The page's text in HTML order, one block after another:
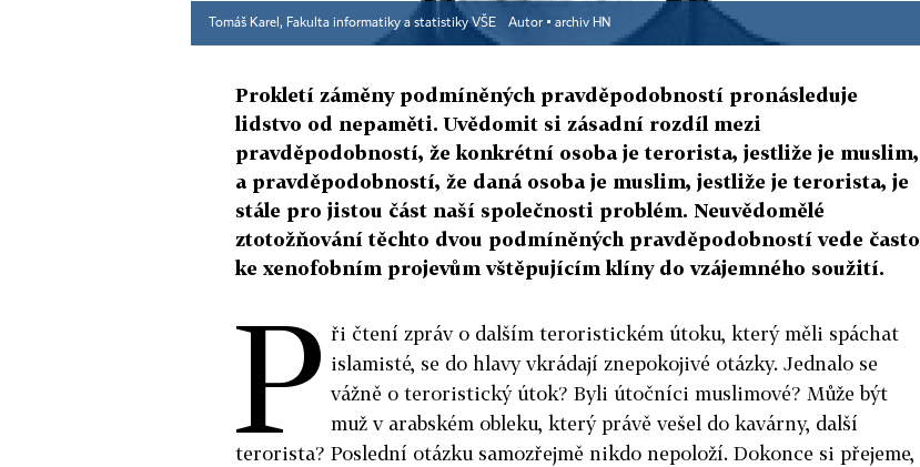
Tomáš Karel, Fakulta informatiky a statistiky VŠE Autor ▪ archiv HN
Prokletí záměny podmíněných pravděpodobností pronásleduje
lidstvo od nepaměti. Uvědomit si zásadní rozdíl mezi
pravděpodobností, že konkrétní osoba je terorista, jestliže je muslim,
a pravděpodobností, že daná osoba je muslim, jestliže je terorista, je
stále pro jistou část naší společnosti problém. Neuvědomělé
ztotožňování těchto dvou podmíněných pravděpodobností vede často
ke xenofobním projevům vštěpujícím klíny do vzájemného soužití.
P ři čtení zpráv o dalším teroristickém útoku, který měli spáchat
islamisté, se do hlavy vkrádají znepokojivé otázky. Jednalo se
vážně o teroristický útok? Byli útočníci muslimové? Může být
muž v arabském obleku, který právě vešel do kavárny, další
terorista? Poslední otázku samozřejmě nikdo nepoloží. Dokonce si přejeme,